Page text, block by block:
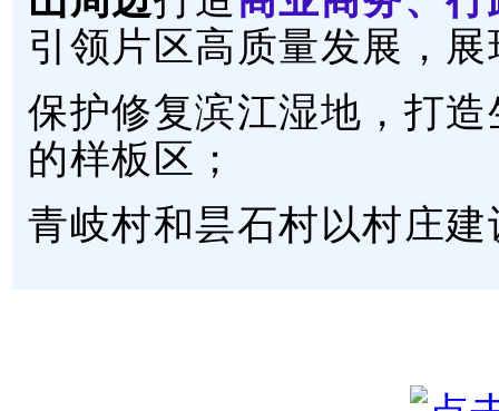
引领片区高质量发展，
保护修复滨江湿地，打
的样板区；
青岐村和昙石村以村庄